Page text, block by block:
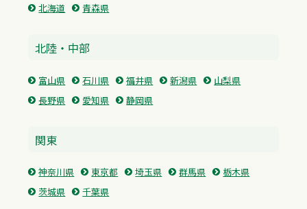
北海道 青森県
北陸・中部
富山県 石川県 福井県 新潟県
山梨県
長野県
愛知県 静岡県
関東
神奈川県 東京都 埼玉県 群馬県
栃木県
茨城県
千葉県